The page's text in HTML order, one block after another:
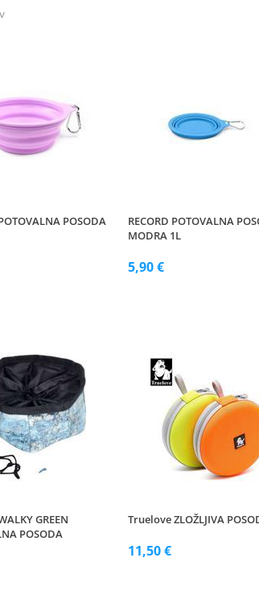
POSODA
RECORD POTOVALNA
MODRA 1L
5,90 €
GREEN
POSODA
Truelove ZLOŽLJIVA
11,50 €